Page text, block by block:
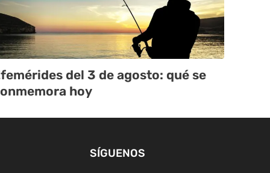
del 3 de agosto: qué se
hoy
SÍGUENOS